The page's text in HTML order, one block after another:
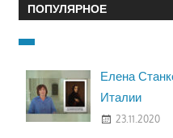
ПОПУЛЯРНОЕ
Елена
Италии
23.11.2020